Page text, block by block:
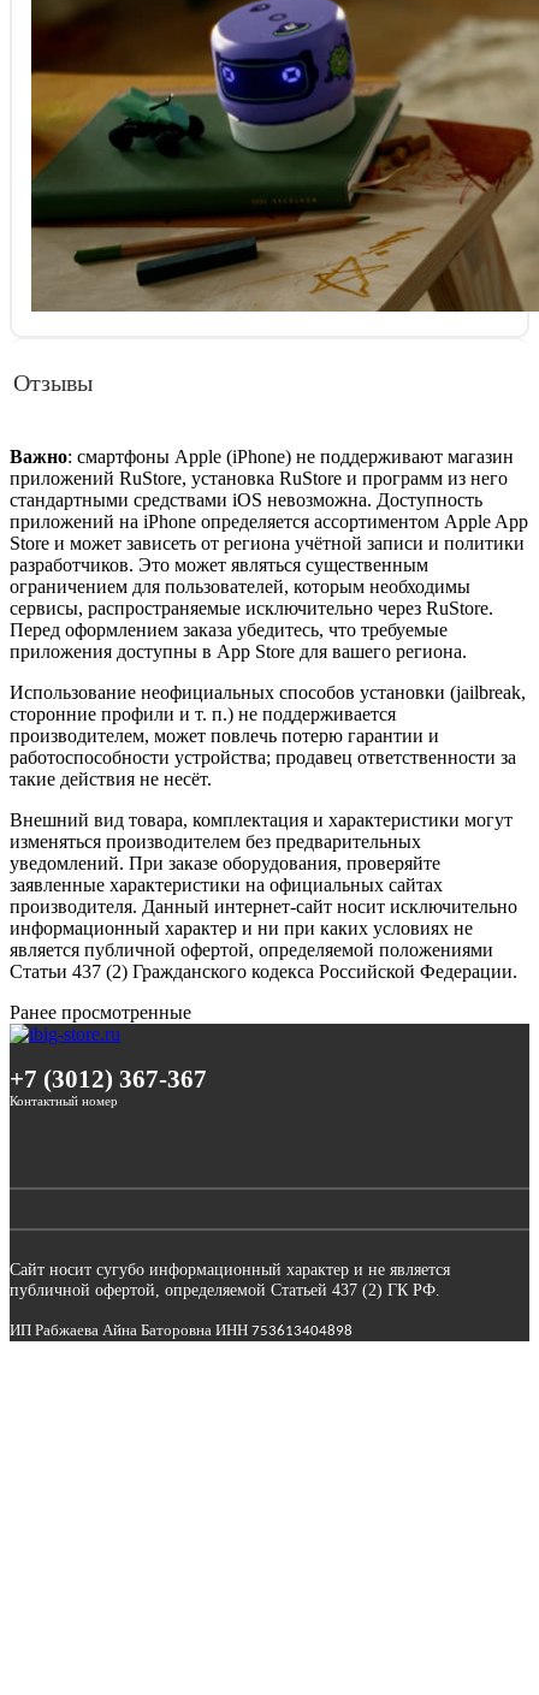
Отзывы
Важно: смартфоны Apple (iPhone) не поддерживают магазин
приложений RuStore, установка RuStore и программ из него
стандартными средствами iOS невозможна. Доступность
приложений на iPhone определяется ассортиментом Apple App
Store и может зависеть от региона учётной записи и политики
разработчиков. Это может являться существенным
ограничением для пользователей, которым необходимы
сервисы, распространяемые исключительно через RuStore.
Перед оформлением заказа убедитесь, что требуемые
приложения доступны в App Store для вашего региона.
Использование неофициальных способов установки (jailbreak,
сторонние профили и т. п.) не поддерживается
производителем, может повлечь потерю гарантии и
работоспособности устройства; продавец ответственности за
такие действия не несёт.
Внешний вид товара, комплектация и характеристики могут
изменяться производителем без предварительных
уведомлений. При заказе оборудования, проверяйте
заявленные характеристики на официальных сайтах
производителя. Данный интернет-сайт носит исключительно
информационный характер и ни при каких условиях не
является публичной офертой, определяемой положениями
Статьи 437 (2) Гражданского кодекса Российской Федерации.
Ранее просмотренные
+7 (3012) 367-367
Контактный номер
Сайт носит сугубо информационный характер и не является
публичной офертой, определяемой Статьей 437 (2) ГК РФ.
ИП Рабжаева Айна Баторовна ИНН 753613404898